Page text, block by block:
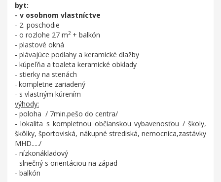
byt:
- v osobnom vlastníctve
- 2. poschodie
- o rozlohe 27 m2 + balkón
- plastové okná
- plávajúce podlahy a keramické dlažby
- kúpeľňa a toaleta keramické obklady
- stierky na stenách
- kompletne zariadený
- s vlastným kúrením
výhody:
- poloha / 7min.pešo do centra/
- lokalita s kompletnou občianskou vybavenosťou / školy,
škôlky, športoviská, nákupné strediská, nemocnica,zastávky
MHD...../
- nízkonákladový
- slnečný s orientáciou na západ
- balkón